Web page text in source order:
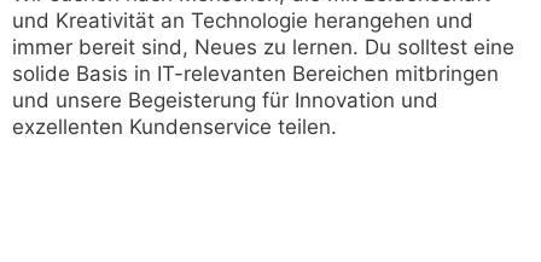
und Kreativität an Technologie herangehen und
immer bereit sind, Neues zu lernen. Du solltest eine
solide Basis in IT-relevanten Bereichen mitbringen
und unsere Begeisterung für Innovation und
exzellenten Kundenservice teilen.